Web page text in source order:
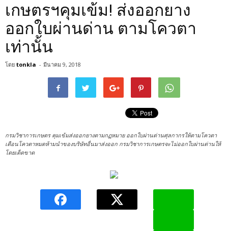
เกษตรฯคุมเข้ม! ส่งออกยาง
ออกใบผ่านด่าน ตามโควตา
เท่านั้น
โดย tonkla - มีนาคม 9, 2018
กรมวิชาการเกษตร คุมเข้มส่งออกยางตามกฏหมาย ออกใบผ่านด่านศุลกากรให้ตามโควตา
เตือนโควตาหมดห้ามนำของบริษัทอื่นมาส่งออก กรมวิชาการเกษตรจะไม่ออกใบผ่านด่านให้
โดยเด็ดขาด